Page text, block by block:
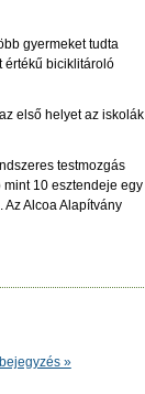
gyermeket tudta
értékű biciklitároló
első helyet az iskolák
testmozgás
10 esztendeje egy
Alcoa Alapítvány
»